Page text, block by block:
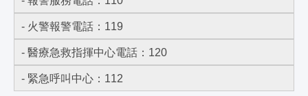
- 火警報警電話：119
- 醫療急救指揮中心電話：120
- 緊急呼叫中心：112